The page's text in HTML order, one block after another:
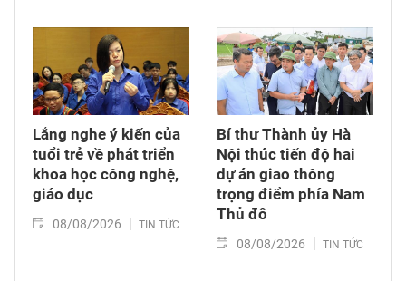
Lắng nghe ý kiến của
tuổi trẻ về phát triển
khoa học công nghệ,
giáo dục
08/08/2026 TIN TỨC
Bí thư Thành ủy Hà
Nội thúc tiến độ hai
dự án giao thông
trọng điểm phía Nam
Thủ đô
08/08/2026 TIN TỨC